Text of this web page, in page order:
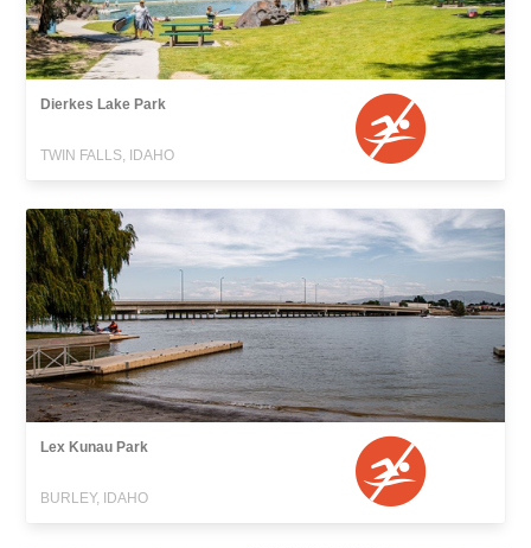
Dierkes Lake Park
TWIN FALLS, IDAHO
Lex Kunau Park
BURLEY, IDAHO